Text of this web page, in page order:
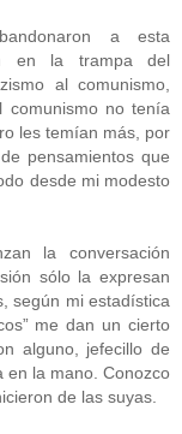
a esta
en la trampa del
al comunismo,
comunismo no tenía
les temían más, por
pensamientos que
desde mi modesto
la conversación
sólo la expresan
según mi estadística
me dan un cierto
alguno, jefecillo de
en la mano. Conozco
de las suyas.